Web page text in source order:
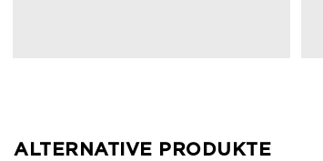
ALTERNATIVE PRODUKTE